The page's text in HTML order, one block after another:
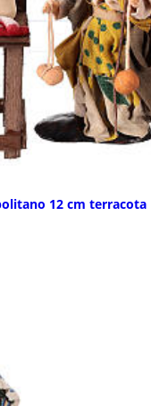
12 cm terracota